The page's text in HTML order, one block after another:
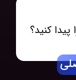
کنید؟